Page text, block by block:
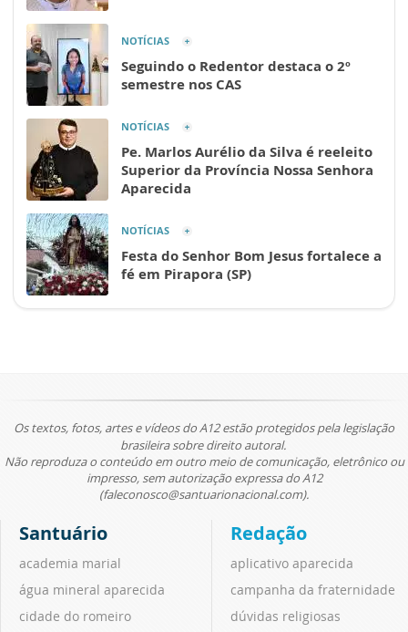
NOTÍCIAS
Seguindo o Redentor destaca o 2º
semestre nos CAS
NOTÍCIAS
Pe. Marlos Aurélio da Silva é reeleito
Superior da Província Nossa Senhora
Aparecida
NOTÍCIAS
Festa do Senhor Bom Jesus fortalece a
fé em Pirapora (SP)
Os textos, fotos, artes e vídeos do A12 estão protegidos pela legislação
brasileira sobre direito autoral.
Não reproduza o conteúdo em outro meio de comunicação, eletrônico ou
impresso, sem autorização expressa do A12
(faleconosco@santuarionacional.com).
Santuário
academia marial
água mineral aparecida
cidade do romeiro
Redação
aplicativo aparecida
campanha da fraternidade
dúvidas religiosas